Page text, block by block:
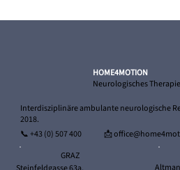
HOME4MOTION
Neurologisches
Interdisziplinäre ambulante neurologische
2018.
📞+43 (0) 507 400 📩
GRAZ